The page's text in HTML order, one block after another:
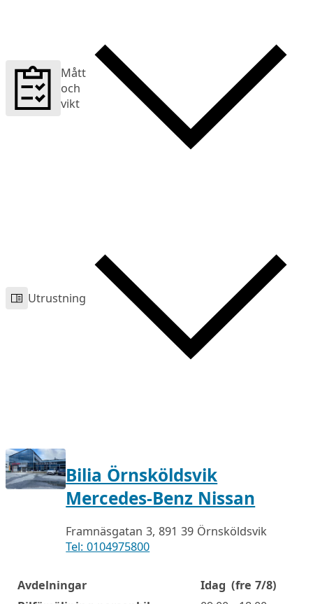
Mått
och
vikt
Utrustning
Bilia Örnsköldsvik
Mercedes-Benz Nissan
Framnäsgatan 3, 891 39 Örnsköldsvik
Tel: 0104975800
Avdelningar Idag (fre 7/8)